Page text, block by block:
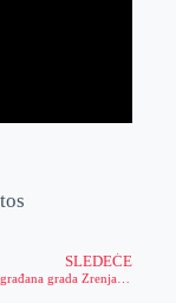
SLEDEĆE